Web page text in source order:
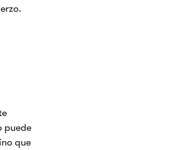
puede
que